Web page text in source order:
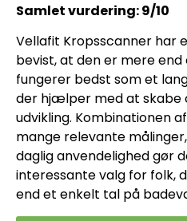
Samlet vurdering: 9/10
Vellafit Kropsscanner har
bevist, at den er mere
fungerer bedst som et
der hjælper med at skabe
udvikling. Kombinationen
mange relevante
daglig anvendelighed gør
interessante valg for folk,
end et enkelt tal på